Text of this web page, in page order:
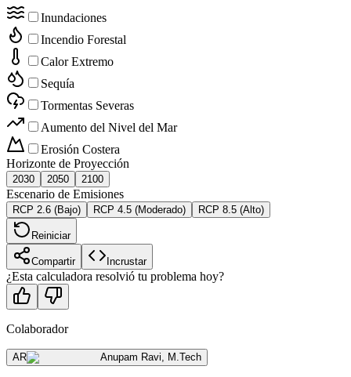
Inundaciones
Incendio Forestal
Calor Extremo
Sequía
Tormentas Severas
Aumento del Nivel del Mar
Erosión Costera
Horizonte de Proyección
2030 2050 2100
Escenario de Emisiones
RCP 2.6 (Bajo) RCP 4.5 (Moderado) RCP 8.5 (Alto)
Reiniciar
Compartir Incrustar
¿Esta calculadora resolvió tu problema hoy?
Colaborador
AR Anupam Ravi M.Tech